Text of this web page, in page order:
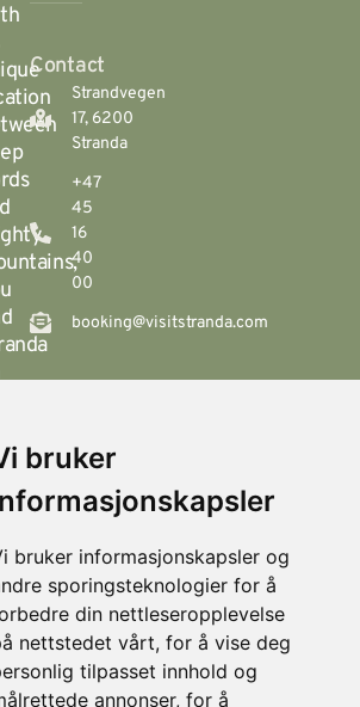
bruker
bruker informasjonskapsler og
sporingsteknologier for å
din nettleseropplevelse
nettstedet vårt, for å vise deg
tilpasset innhold og
annonser, for å
Contact
Strandvegen
17, 6200
Stranda
+47
45
16
40
00
booking@visitstranda.com
Locations
Fjellsætra
Stranda
Strandafjellet
Stranda
Horn Media